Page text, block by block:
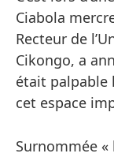
Ciabola
Recteur de
Cikongo, a
était palpable
cet espace
Surnommée